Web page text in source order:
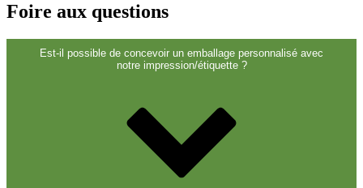
Pulvérisateur fin(8)
Foire aux questions
Est-il possible de concevoir un emballage personnalisé avec
notre impression/étiquette ?